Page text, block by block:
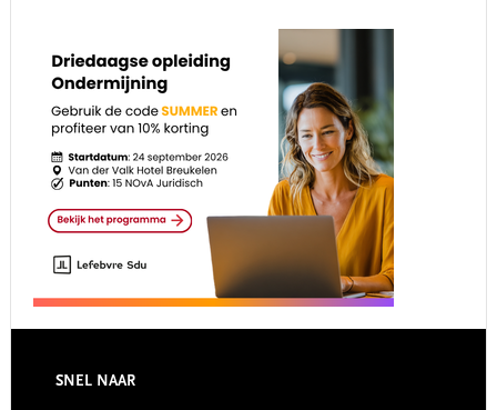
Footer
SNEL NAAR